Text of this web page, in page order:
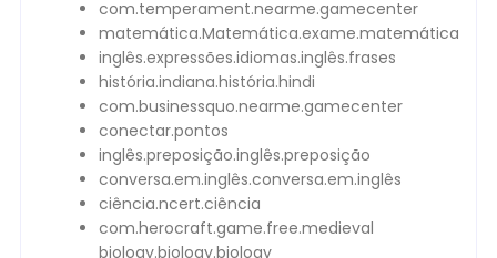
com.temperament.nearme.gamecenter
matemática.Matemática.exame.matemática
inglês.expressões.idiomas.inglês.frases
história.indiana.história.hindi
com.businessquo.nearme.gamecenter
conectar.pontos
inglês.preposição.inglês.preposição
conversa.em.inglês.conversa.em.inglês
ciência.ncert.ciência
com.herocraft.game.free.medieval
biology.biology.biology